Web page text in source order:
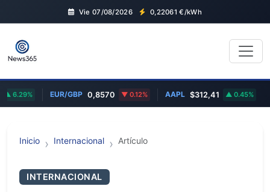
Vie 07/08/2026 0,22061 €/kWh
EUR/GBP 0,8570 0.12% AAPL $312,41 0.45%
Inicio Internacional Artículo
INTERNACIONAL